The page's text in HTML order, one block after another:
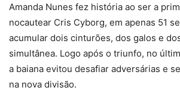
Amanda Nunes fez história ao ser a
nocautear Cris Cyborg, em apenas 51
acumular dois cinturões, dos galos e
simultânea. Logo após o triunfo, no
a baiana evitou desafiar adversárias e
na nova divisão.